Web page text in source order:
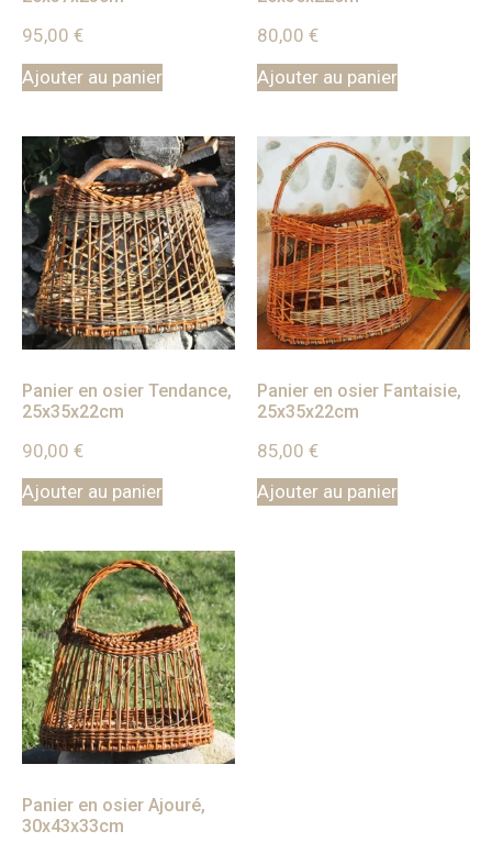
95,00 €
Ajouter au panier
80,00 €
Ajouter au panier
Panier en osier Tendance,
25x35x22cm
90,00 €
Ajouter au panier
Panier en osier Fantaisie,
25x35x22cm
85,00 €
Ajouter au panier
Panier en osier Ajouré,
30x43x33cm